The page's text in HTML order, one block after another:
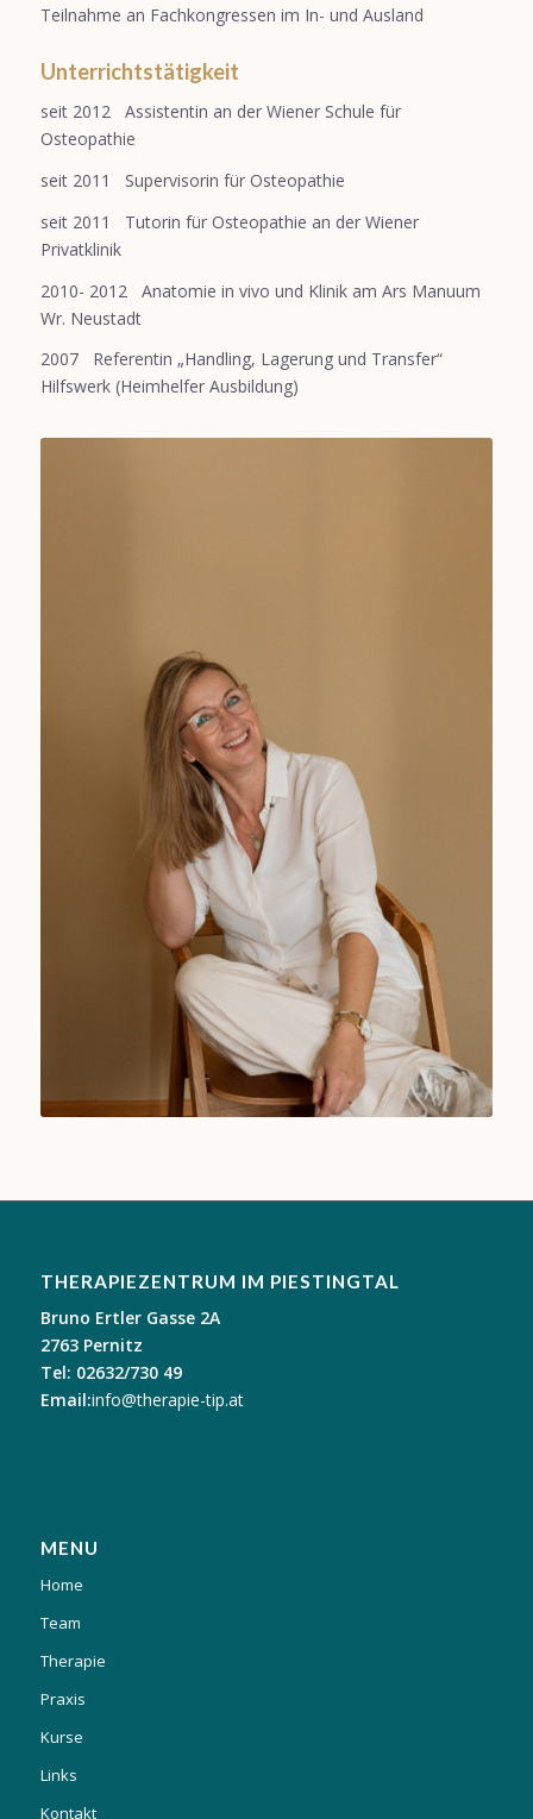
Teilnahme an Fachkongressen im In- und Ausland
Unterrichtstätigkeit
seit 2012 Assistentin an der Wiener Schule für
Osteopathie
seit 2011 Supervisorin für Osteopathie
seit 2011 Tutorin für Osteopathie an der Wiener
Privatklinik
2010- 2012 Anatomie in vivo und Klinik am Ars Manuum
Wr. Neustadt
2007 Referentin „Handling, Lagerung und Transfer“
Hilfswerk (Heimhelfer Ausbildung)
THERAPIEZENTRUM IM PIESTINGTAL
Bruno Ertler Gasse 2A
2763 Pernitz
Tel: 02632/730 49
Email:info@therapie-tip.at
MENU
Home
Team
Therapie
Praxis
Kurse
Links
Kontakt